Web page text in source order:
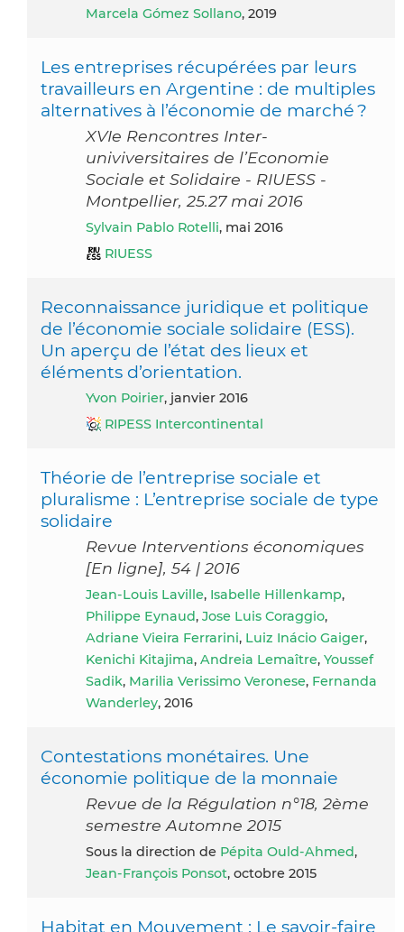
Marcela Gómez Sollano, 2019
Les entreprises récupérées par leurs
travailleurs en Argentine : de multiples
alternatives à l’économie de marché ?
XVIe Rencontres Inter-
univiversitaires de l’Economie
Sociale et Solidaire - RIUESS -
Montpellier, 25.27 mai 2016
Sylvain Pablo Rotelli, mai 2016
RIUESS
Reconnaissance juridique et politique
de l’économie sociale solidaire (ESS).
Un aperçu de l’état des lieux et
éléments d’orientation.
Yvon Poirier, janvier 2016
RIPESS Intercontinental
Théorie de l’entreprise sociale et
pluralisme : L’entreprise sociale de type
solidaire
Revue Interventions économiques
[En ligne], 54 | 2016
Jean-Louis Laville, Isabelle Hillenkamp,
Philippe Eynaud, Jose Luis Coraggio,
Adriane Vieira Ferrarini, Luiz Inácio Gaiger,
Kenichi Kitajima, Andreia Lemaître, Youssef
Sadik, Marilia Verissimo Veronese, Fernanda
Wanderley, 2016
Contestations monétaires. Une
économie politique de la monnaie
Revue de la Régulation n°18, 2ème
semestre Automne 2015
Sous la direction de Pépita Ould-Ahmed,
Jean-François Ponsot, octobre 2015
Habitat en Mouvement : Le savoir-faire